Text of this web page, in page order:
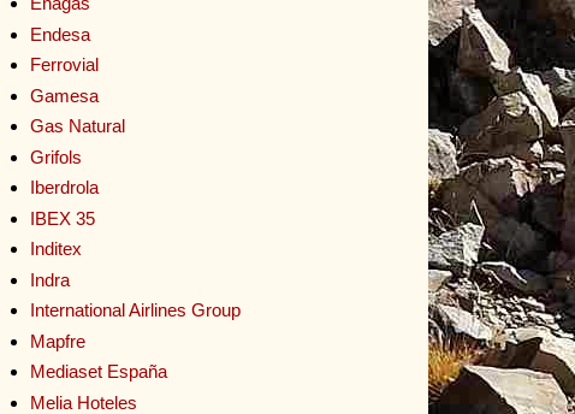
Endesa
Ferrovial
Gamesa
Gas Natural
Grifols
Iberdrola
IBEX 35
Inditex
Indra
International Airlines Group
Mapfre
Mediaset España
Melia Hoteles